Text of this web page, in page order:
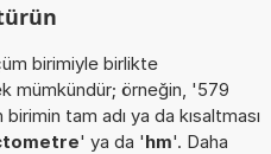
birimiyle birlikte
mümkündür; örneğin, '579
tam adı ya da kısaltması
' ya da 'hm'. Daha